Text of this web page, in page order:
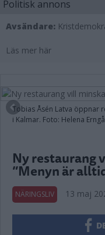
Politisk annons
Avsändare:
Läs mer här
Tobias Åsén Latva öppnar
i Kalmar. Foto: Helena
Ny restaurang
”Menyn är
NÄRINGSLIV 13 maj